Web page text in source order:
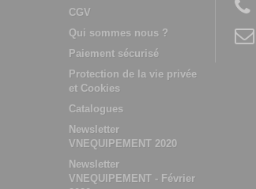
CGV
Qui sommes nous ?
Paiement sécurisé
Protection de la vie privée
et Cookies
Catalogues
Newsletter
VNEQUIPEMENT 2020
Newsletter
VNEQUIPEMENT - Février